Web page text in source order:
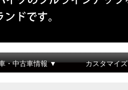
・中古車情報 ▼ カスタマイズ